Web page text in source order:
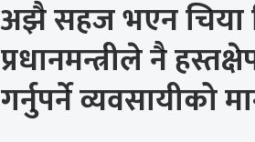
अझै सहज भएन चिया
प्रधानमन्त्रीले नै
गर्नुपर्ने व्यवसायीको